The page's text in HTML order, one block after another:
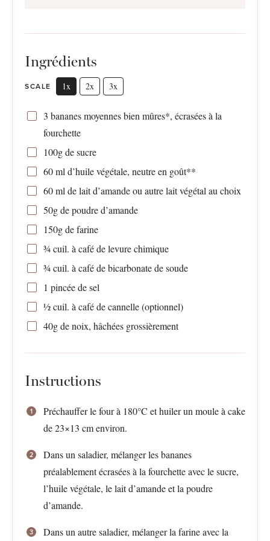
Ingrédients
SCALE 1x 2x 3x
3 bananes moyennes bien mûres*, écrasées à la
fourchette
100gde sucre
60ml d’huile végétale, neutre en goût**
60ml de lait d’amande ou autre lait végétal au choix
50gde poudre d’amande
150gde farine
¾cuil. à café de levure chimique
¾cuil. à café de bicarbonate de soude
1 pincée de sel
½cuil. à café de cannelle (optionnel)
40gde noix, hâchées grossièrement
Instructions
Préchauffer le four à 180°C et huiler un moule à cake
de 23×13 cm environ.
Dans un saladier, mélanger les bananes
préalablement écrasées à la fourchette avec le sucre,
l’huile végétale, le lait d’amande et la poudre
d’amande.
Dans un autre saladier, mélanger la farine avec la